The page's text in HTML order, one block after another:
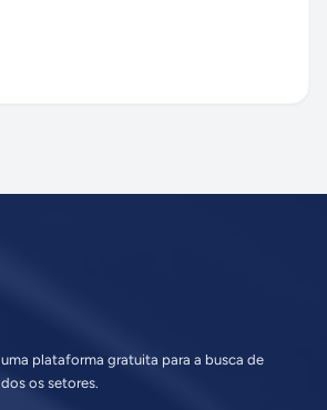
plataforma gratuita para a busca de
os setores.